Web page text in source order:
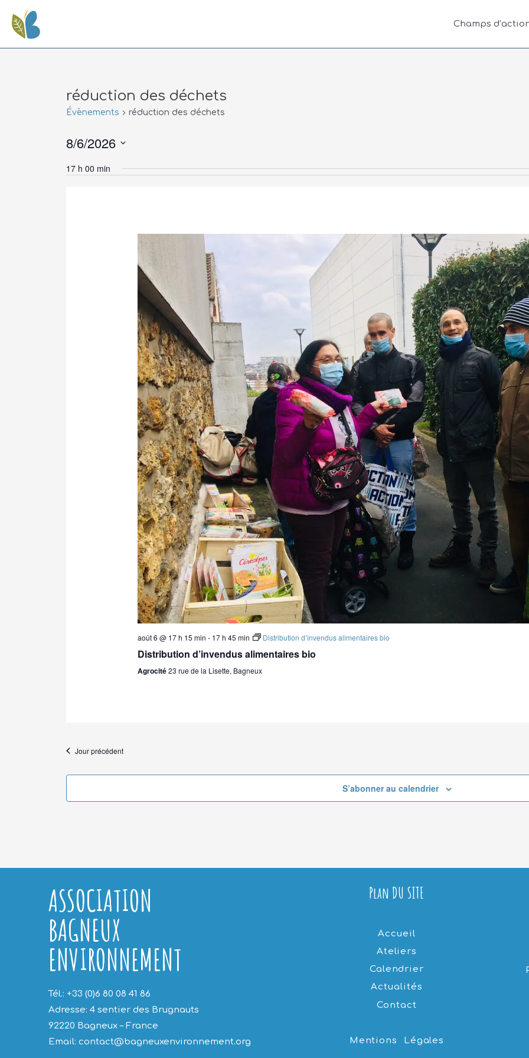
Champs
réduction des déchets
Évènements réduction des déchets
8/6/2026
une
17 h 00 min
août 6 @ 17 h 15 min - 17 h 45 min Distribution d’invendus alimentaires bio
Distribution d’invendus alimentaires bio
Agrocité23 rue de la Lisette, Bagneux
Jour précédent
S’abonner au calendrier
ASSOCIATION
BAGNEUX
ENVIRONNEMENT
Tél.: +33 (0)6 80 08 41 86
Adresse: 4 sentier des Brugnauts
92220 Bagneux – France
Email: contact@bagneuxenvironnement.org
Plan DU SITE
Accueil
Ateliers
Calendrier
Actualités
Contact
Mentions Légales